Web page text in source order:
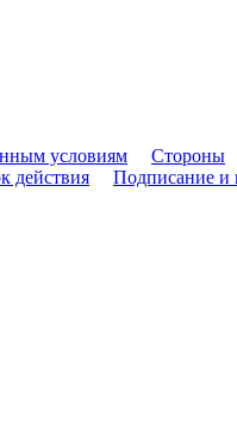
условиям Стороны
действия
Подписание и